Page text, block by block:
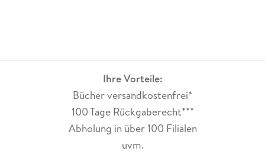
Ihre Vorteile:
Bücher versandkostenfrei*
100 Tage Rückgaberecht***
Abholung in über 100 Filialen
uvm.